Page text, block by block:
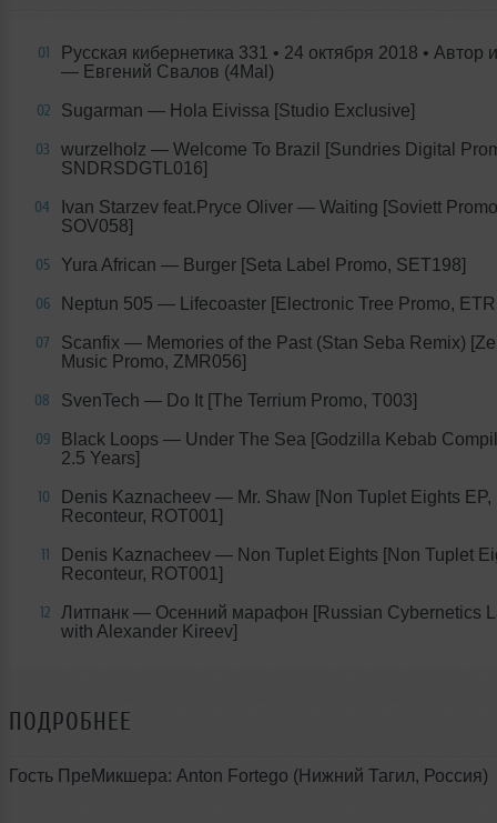
01
Русская кибернетика 331 • 24 октября 2018 • Автор
— Евгений Свалов (4Mal)
02 Sugarman — Hola Eivissa [Studio Exclusive]
03
wurzelholz — Welcome To Brazil [Sundries Digital
SNDRSDGTL016]
04
Ivan Starzev feat.Pryce Oliver — Waiting [Soviett
SOV058]
05 Yura African — Burger [Seta Label Promo, SET198]
06 Neptun 505 — Lifecoaster [Electronic Tree Promo,
07
Scanfix — Memories of the Past (Stan Seba Remix)
Music Promo, ZMR056]
08 SvenTech — Do It [The Terrium Promo, T003]
09
Black Loops — Under The Sea [Godzilla Kebab
2.5 Years]
10
Denis Kaznacheev — Mr. Shaw [Non Tuplet Eights EP,
Reconteur, ROT001]
11
Denis Kaznacheev — Non Tuplet Eights [Non Tuplet
Reconteur, ROT001]
12
Литпанк — Осенний марафон [Russian Cybernetics
with Alexander Kireev]
ПОДРОБНЕЕ
Гость ПреМикшера: Anton Fortego (Нижний Тагил, Россия)